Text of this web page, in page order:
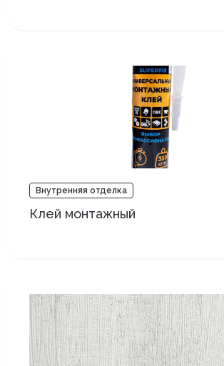
Внутренняя отделка
Клей монтажный